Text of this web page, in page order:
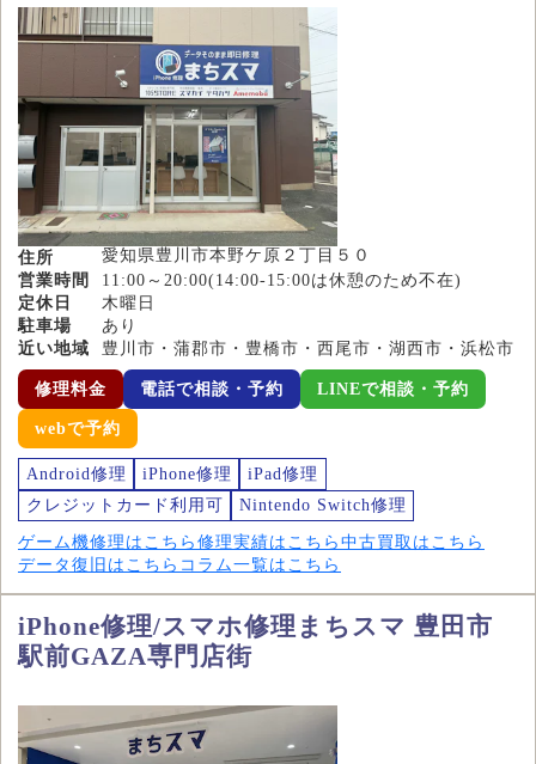
住所
愛知県豊川市本野ケ原２丁目５０
営業時間
11:00～20:00(14:00-15:00は休憩のため不在)
定休日
木曜日
駐車場
あり
近い地域
豊川市・蒲郡市・豊橋市・西尾市・湖西市・浜松市
修理料金 電話で相談・予約 LINEで相談・予約
webで予約
Android修理 iPhone修理
iPad修理
クレジットカード利用可
Nintendo Switch修理
ゲーム機修理はこちら 修理実績はこちら 中古買取はこちら
データ復旧はこちら コラム一覧はこちら
iPhone修理/スマホ修理まちスマ 豊田市
駅前GAZA専門店街